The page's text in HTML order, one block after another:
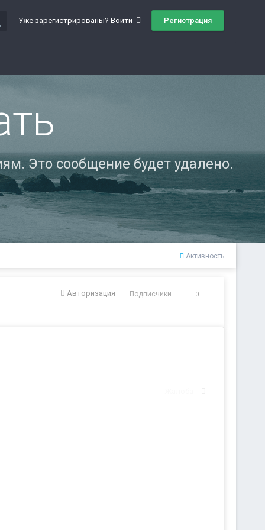
Уже зарегистрированы? Войти Регистрация
Это сообщение будет удалено.
Активность
Авторизация Подписчики 0